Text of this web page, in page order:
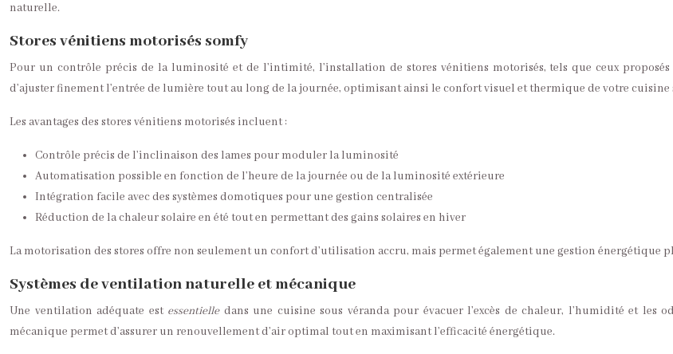
naturelle.
Stores vénitiens motorisés somfy
Pour un contrôle précis de la luminosité et de l’intimité, l’installation de stores vénitiens motorisés, tels que ceux
d’ajuster finement l’entrée de lumière tout au long de la journée, optimisant ainsi le confort visuel et thermique de votre cuisine
Les avantages des stores vénitiens motorisés incluent :
Contrôle précis de l’inclinaison des lames pour moduler la luminosité
Automatisation possible en fonction de l’heure de la journée ou de la luminosité extérieure
Intégration facile avec des systèmes domotiques pour une gestion centralisée
Réduction de la chaleur solaire en été tout en permettant des gains solaires en hiver
La motorisation des stores offre non seulement un confort d’utilisation accru, mais permet également une gestion énergétique
Systèmes de ventilation naturelle et mécanique
Une ventilation adéquate est essentielle dans une cuisine sous véranda pour évacuer l’excès de chaleur, l’humidité et
mécanique permet d’assurer un renouvellement d’air optimal tout en maximisant l’efficacité énergétique.